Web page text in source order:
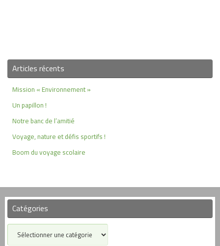
Articles récents
Mission « Environnement »
Un papillon !
Notre banc de l’amitié
Voyage, nature et défis sportifs !
Boom du voyage scolaire
Catégories